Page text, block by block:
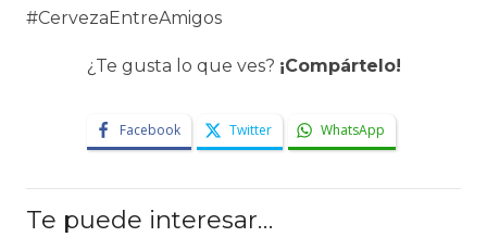
#CervezaEntreAmigos
¿Te gusta lo que ves? ¡Compártelo!
Facebook Twitter WhatsApp
Te puede interesar…